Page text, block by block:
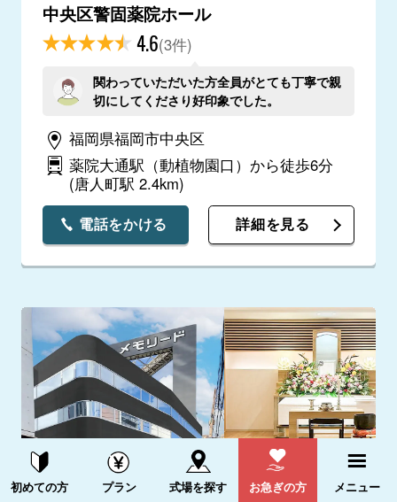
中央区警固薬院ホール
4.6(3件)
関わっていただいた方全員がとても丁寧で親
切にしてくださり好印象でした。
福岡県福岡市中央区
薬院大通駅（動植物園口）から徒歩6分
(唐人町駅 2.4km)
電話をかける 詳細を見る
中央区警固ホール
資料請求する 電話をかける
初めての方 プラン 式場を探す お急ぎの方 メニュー